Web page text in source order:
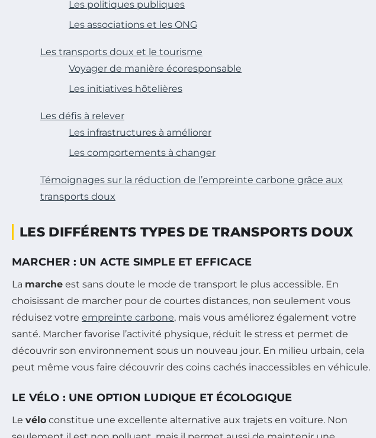
Les politiques publiques
Les associations et les ONG
Les transports doux et le tourisme
Voyager de manière écoresponsable
Les initiatives hôtelières
Les défis à relever
Les infrastructures à améliorer
Les comportements à changer
Témoignages sur la réduction de l’empreinte carbone grâce aux
transports doux
LES DIFFÉRENTS TYPES DE TRANSPORTS DOUX
MARCHER : UN ACTE SIMPLE ET EFFICACE
La marche est sans doute le mode de transport le plus accessible. En
choisissant de marcher pour de courtes distances, non seulement vous
réduisez votre empreinte carbone, mais vous améliorez également votre
santé. Marcher favorise l’activité physique, réduit le stress et permet de
découvrir son environnement sous un nouveau jour. En milieu urbain, cela
peut même vous faire découvrir des coins cachés inaccessibles en véhicule.
LE VÉLO : UNE OPTION LUDIQUE ET ÉCOLOGIQUE
Le vélo constitue une excellente alternative aux trajets en voiture. Non